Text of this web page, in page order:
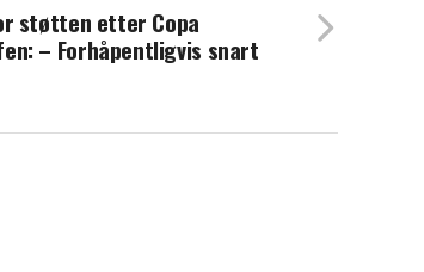
støtten etter Copa
– Forhåpentligvis snart